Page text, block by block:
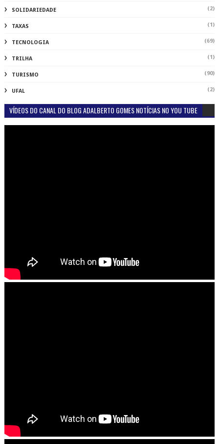
SOLIDARIEDADE (2)
TAXAS (1)
TECNOLOGIA (69)
TRILHA (1)
TURISMO (90)
UFAL (2)
VÍDEOS DO CANAL DO BLOG ADALBERTO GOMES NOTÍCIAS NO YOU TUBE